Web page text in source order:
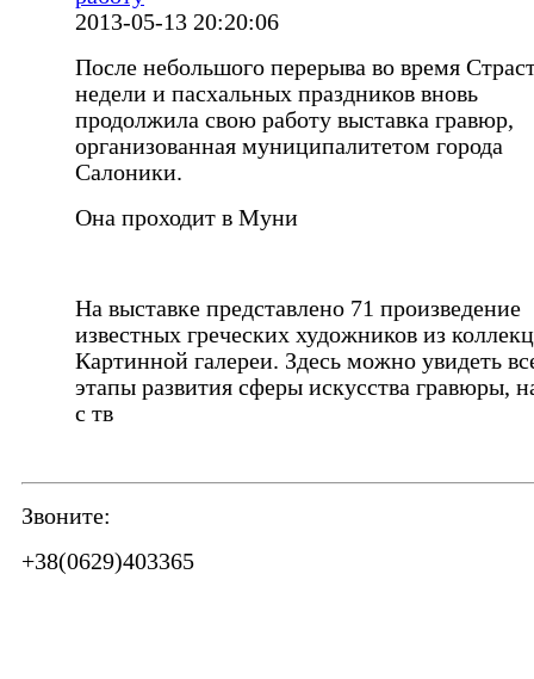
2013-05-13 20:20:06
После небольшого перерыва во время
недели и пасхальных праздников вновь
продолжила свою работу выставка гравюр,
организованная муниципалитетом города
Салоники.
Она проходит в Муни
На выставке представлено 71 произведение
известных греческих художников из
Картинной галереи. Здесь можно увидеть
этапы развития сферы искусства гравюры,
с тв
Звоните:
+38(0629)403365